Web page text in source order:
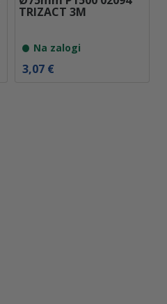
TRIZACT 3M
Na zalogi
3,07 €